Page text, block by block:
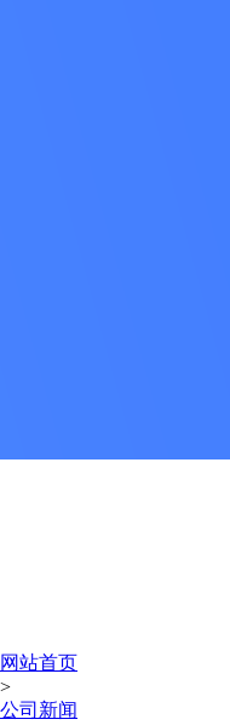
网站首页
>
公司新闻